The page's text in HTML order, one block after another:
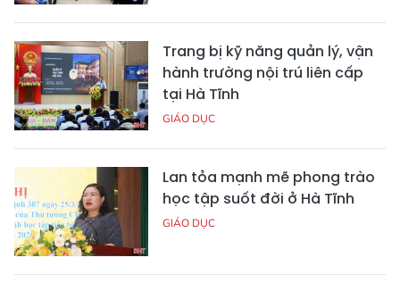
Trang bị kỹ năng quản lý, vận
hành trường nội trú liên cấp
tại Hà Tĩnh
GIÁO DỤC
Lan tỏa mạnh mẽ phong trào
học tập suốt đời ở Hà Tĩnh
GIÁO DỤC